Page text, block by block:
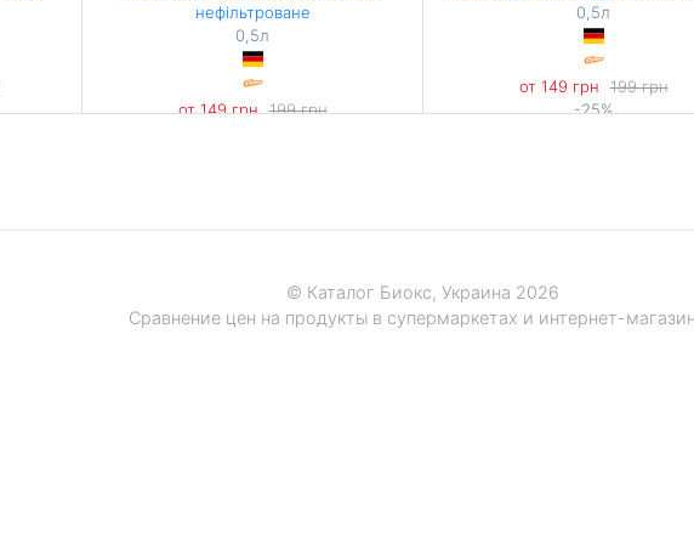
нефільтроване
0,5л
от 149 грн 199 грн
0,5л
от 149 грн 199 грн
-25%
© Каталог Биокс, Украина 2026
Сравнение цен на продукты в супермаркетах и интернет-